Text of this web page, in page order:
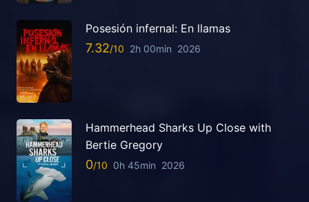
Posesión infernal: En llamas
7.32 2h 00min 2026
Hammerhead Sharks Up Close with
Bertie Gregory
0 0h 45min 2026